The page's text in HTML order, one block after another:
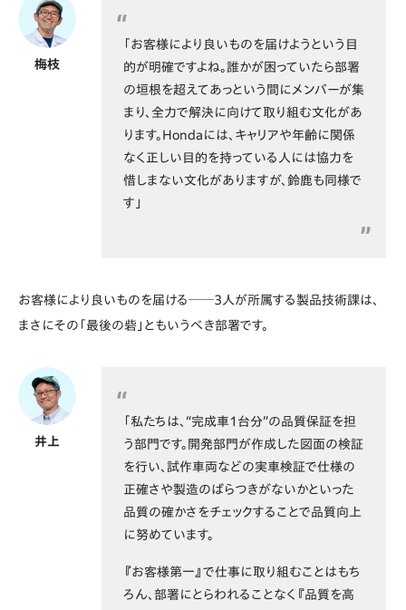
梅枝
「お客様により良いものを届けようという目
的が明確ですよね。誰かが困っていたら部署
の垣根を超えてあっという間にメンバーが集
まり、全力で解決に向けて取り組む文化があ
ります。Hondaには、キャリアや年齢に関係
なく正しい目的を持っている人には協力を
惜しまない文化がありますが、鈴鹿も同様で
す」
お客様により良いものを届ける──3人が所属する製品技術課は、
まさにその「最後の砦」ともいうべき部署です。
井上
「私たちは、“完成車1台分”の品質保証を担
う部門です。開発部門が作成した図面の検証
を行い、試作車両などの実車検証で仕様の
正確さや製造のばらつきがないかといった
品質の確かさをチェックすることで品質向上
に努めています。
『お客様第一』で仕事に取り組むことはもち
ろん、部署にとらわれることなく『品質を高